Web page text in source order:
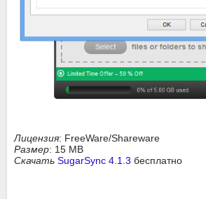
Лицензия: FreeWare/Shareware
Размер: 15 MB
Скачать SugarSync 4.1.3 бесплатно